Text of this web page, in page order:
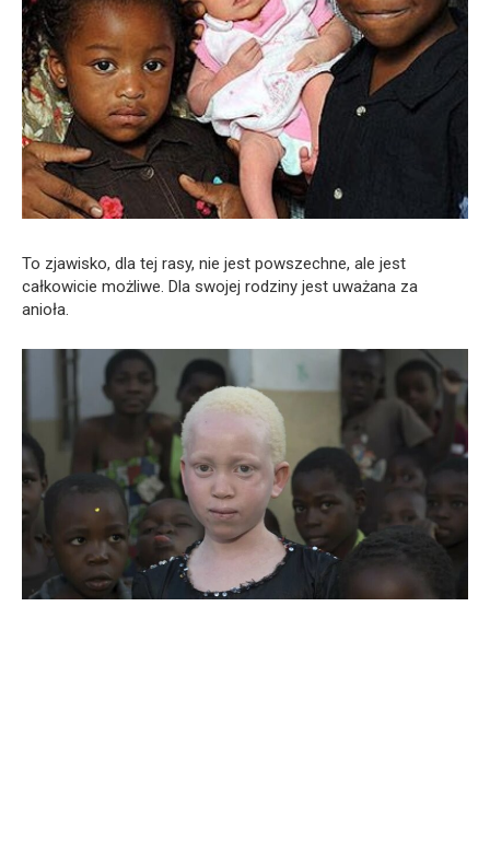
To zjawisko, dla tej rasy, nie jest powszechne, ale jest
całkowicie możliwe. Dla swojej rodziny jest uważana za
anioła.